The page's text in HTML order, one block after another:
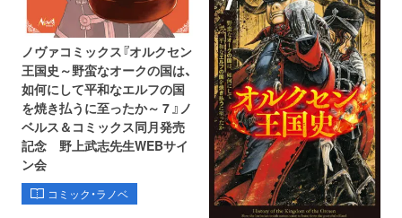
ノヴァコミックス『オルクセン
王国史～野蛮なオークの国は、
如何にして平和なエルフの国
を焼き払うに至ったか～ 7 』ノ
ベルス＆コミックス同月発売
記念 野上武志先生WEBサイ
ン会
コミック・ラノベ